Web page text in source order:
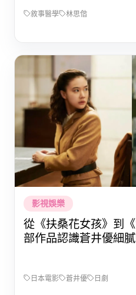
敘事醫學 林思偕
影視娛樂
從《扶桑花女孩》到
部作品認識蒼井優細
日本電影 蒼井優 日劇